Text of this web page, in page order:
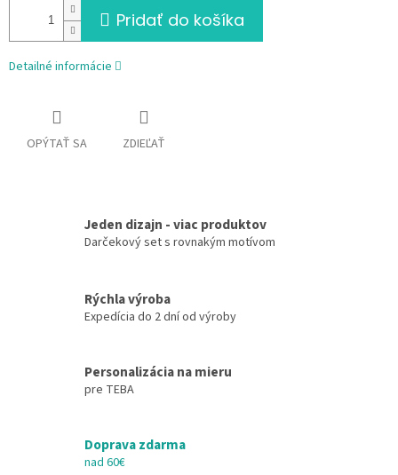
Pridať do košíka
Detailné informácie
OPÝTAŤ SA ZDIEĽAŤ
Jeden dizajn - viac produktov
Darčekový set s rovnakým motívom
Rýchla výroba
Expedícia do 2 dní od výroby
Personalizácia na mieru
pre TEBA
Doprava zdarma
nad 60€